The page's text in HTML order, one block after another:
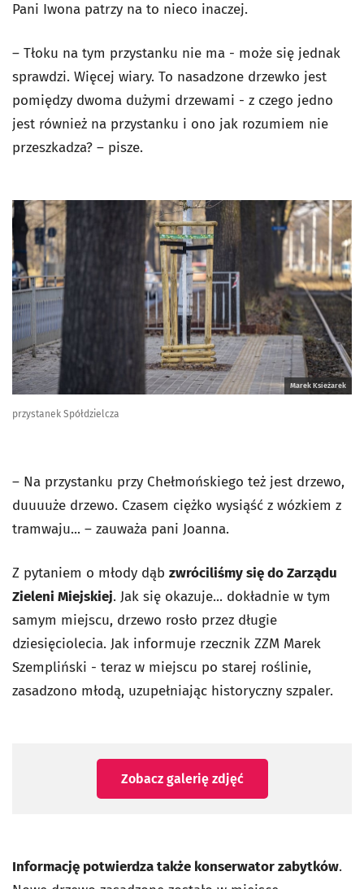
Pani Iwona patrzy na to nieco inaczej.
– Tłoku na tym przystanku nie ma - może się jednak
sprawdzi. Więcej wiary. To nasadzone drzewko jest
pomiędzy dwoma dużymi drzewami - z czego jedno
jest również na przystanku i ono jak rozumiem nie
przeszkadza? – pisze.
Marek Ksieżarek
przystanek Spółdzielcza
– Na przystanku przy Chełmońskiego też jest drzewo,
duuuuże drzewo. Czasem ciężko wysiąść z wózkiem z
tramwaju... – zauważa pani Joanna.
Z pytaniem o młody dąb zwróciliśmy się do Zarządu
Zieleni Miejskiej. Jak się okazuje... dokładnie w tym
samym miejscu, drzewo rosło przez długie
dziesięciolecia. Jak informuje rzecznik ZZM Marek
Szempliński - teraz w miejscu po starej roślinie,
zasadzono młodą, uzupełniając historyczny szpaler.
Zobacz galerię zdjęć
Informację potwierdza także konserwator zabytków.